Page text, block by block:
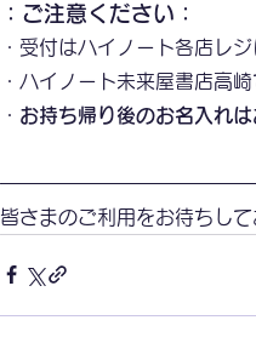
：ご注意ください：
・受付はハイノート各店レ
・ハイノート未来屋書店高
・ お持ち帰り後のお名入れ
皆さまのご利用をお待ちして